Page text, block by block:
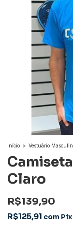
Início > Vestuário
Claro
R$139,90
R$125,91 com Pix